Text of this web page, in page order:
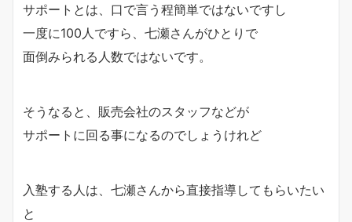
サポートとは、口で言う程簡単ではないですし
一度に100人ですら、七瀬さんがひとりで
面倒みられる人数ではないです。
そうなると、販売会社のスタッフなどが
サポートに回る事になるのでしょうけれど
入塾する人は、七瀬さんから直接指導してもらいたい
と